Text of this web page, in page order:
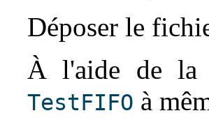
Déposer le
À l'aide de la
TestFIFO à